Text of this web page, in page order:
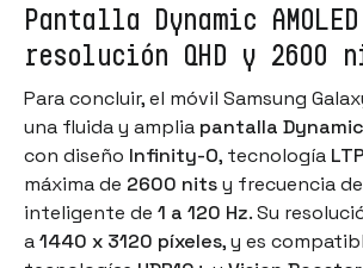
Pantalla Dynamic
resolución QHD y 2600
Para concluir, el móvil Samsung
una fluida y amplia pantalla Dynamic
con diseño Infinity-O, tecnología
máxima de 2600 nitsy frecuencia
inteligente de 1 a 120 Hz. Su
a1440 x 3120 píxeles, y es